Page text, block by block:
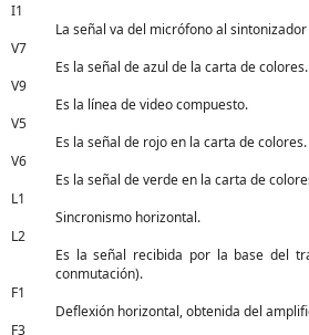
I1
La señal va del micrófono al
V7
Es la señal de azul de la carta de colores.
V9
Es la línea de video compuesto.
V5
Es la señal de rojo en la carta de colores.
V6
Es la señal de verde en la carta de
L1
Sincronismo horizontal.
L2
Es la señal recibida por la base del
conmutación).
F1
Deflexión horizontal, obtenida del
F3